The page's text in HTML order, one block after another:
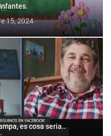
15, 2024
es cosa seria..